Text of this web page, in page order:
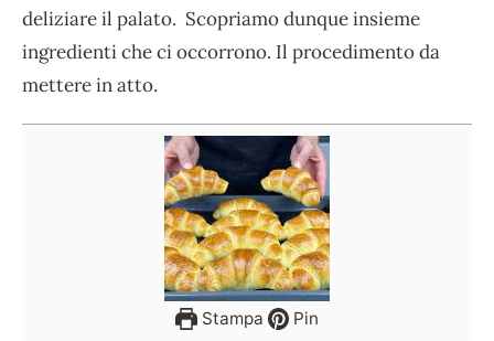
deliziare il palato. Scopriamo dunque insieme
ingredienti che ci occorrono. Il procedimento da
mettere in atto.
Stampa Pin